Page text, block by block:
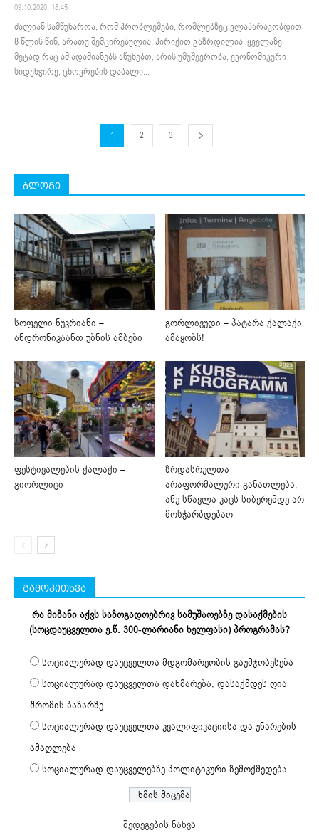
09.10.2020. 18:45
ძალიან სამწუხაროა, რომ პრობლემები, რომლებზეც ვლაპარაკობდით
8 წლის წინ, არათუ შემცირებულია, პირიქით გაზრდილია. ყველაზე
მეტად რაც ამ ადამიანებს აწუხებთ, არის უმუშევრობა, ეკონომიკური
სიდუხჭირე, ცხოვრების დაბალი...
1 2 3
ბლოგი
სოფელი ნუკრიანი –
ანდრონიკაანთ უბნის ამბები
გორლივუდი – პატარა ქალაქი
ამაყობს!
ფესტივალების ქალაქი –
გიორლიცი
ზრდასრულთა
არაფორმალური განათლება,
ანუ სწავლა კაცს სიბერემდე არ
მოსჭარბდებაო
გამოკითხვა
რა მიზანი აქვს საზოგადოებრივ სამუშაოებზე დასაქმების
(სოცდაუცველთა ე.წ. 300-ლარიანი ხელფასი) პროგრამას?
სოციალურად დაუცველთა მდგომარეობის გაუმჯობესება
სოციალურად დაუცველთა დახმარება, დასაქმდეს ღია
შრომის ბაზარზე
სოციალურად დაუცველთა კვალიფიკაციისა და უნარების
ამაღლება
სოციალურად დაუცველებზე პოლიტიკური ზემოქმედება
შედეგების ნახვა